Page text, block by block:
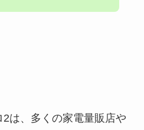
は、多くの家電量販店や